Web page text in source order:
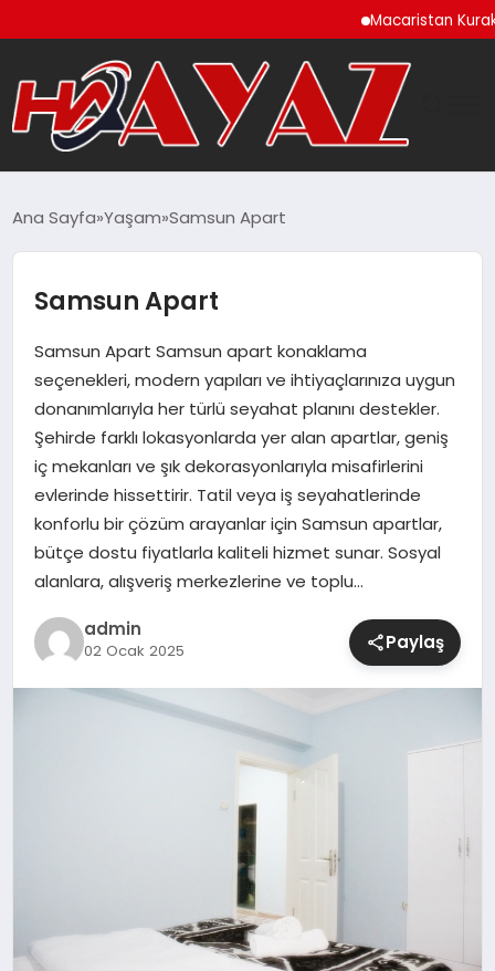
Macaristan Kuraklık
DÜNYA
EĞITIM
EKONOMI
MAGAZIN
SAĞLIK
SIYASET
TEKNOLOJI
Ana Sayfa Yaşam Samsun Apart
Samsun Apart
Samsun Apart Samsun apart konaklama
seçenekleri, modern yapıları ve ihtiyaçlarınıza uygun
donanımlarıyla her türlü seyahat planını destekler.
Şehirde farklı lokasyonlarda yer alan apartlar, geniş
iç mekanları ve şık dekorasyonlarıyla misafirlerini
evlerinde hissettirir. Tatil veya iş seyahatlerinde
konforlu bir çözüm arayanlar için Samsun apartlar,
bütçe dostu fiyatlarla kaliteli hizmet sunar. Sosyal
alanlara, alışveriş merkezlerine ve toplu…
admin
02 Ocak 2025 Paylaş